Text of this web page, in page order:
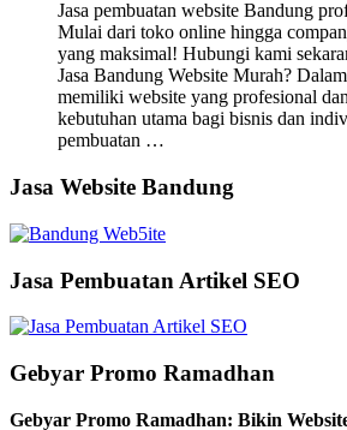
Jasa pembuatan website Bandung
Mulai dari toko online hingga
yang maksimal! Hubungi kami
Jasa Bandung Website Murah?
memiliki website yang profesional
kebutuhan utama bagi bisnis dan
pembuatan …
Jasa Website Bandung
Jasa Pembuatan Artikel SEO
Gebyar Promo Ramadhan
Gebyar Promo Ramadhan: Bikin